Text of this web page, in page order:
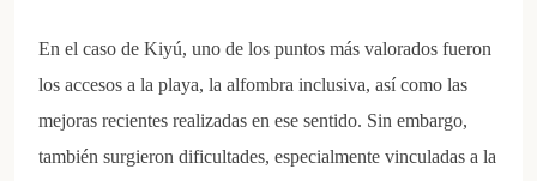
En el caso de Kiyú, uno de los puntos más valorados fueron
los accesos a la playa, la alfombra inclusiva, así como las
mejoras recientes realizadas en ese sentido. Sin embargo,
también surgieron dificultades, especialmente vinculadas a la